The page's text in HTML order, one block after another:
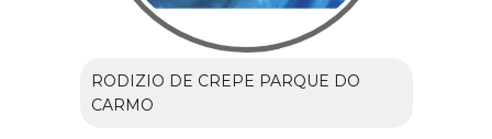
RODIZIO DE CREPE PARQUE DO
CARMO